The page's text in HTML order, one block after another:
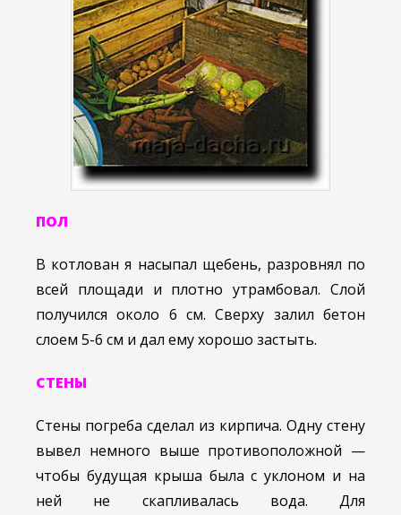
ПОЛ
В котлован я насыпал щебень, разровнял по
всей площади и плотно утрамбовал. Слой
получился около 6 см. Сверху залил бетон
слоем 5-6 см и дал ему хорошо застыть.
СТЕНЫ
Стены погреба сделал из кирпича. Одну стену
вывел немного выше противоположной —
чтобы будущая крыша была с уклоном и на
ней не скапливалась вода. Для